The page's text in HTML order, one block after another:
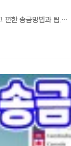
류 : 질문서(교제 경위
니 솔직하고 꼼꼼하게
편한 송금방법과 팁.
본 한국인 모임
리자입니다. 일본에
지 은행이나 명동
는 것이 유리한 것으로
다양한 송금서비스를
, 월드패밀리송금,
오쿠보 송금업체까지,
수수료 할인 쿠폰도